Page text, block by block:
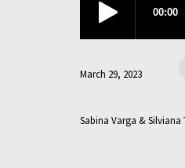
March 29, 2023
Sabina Varga &